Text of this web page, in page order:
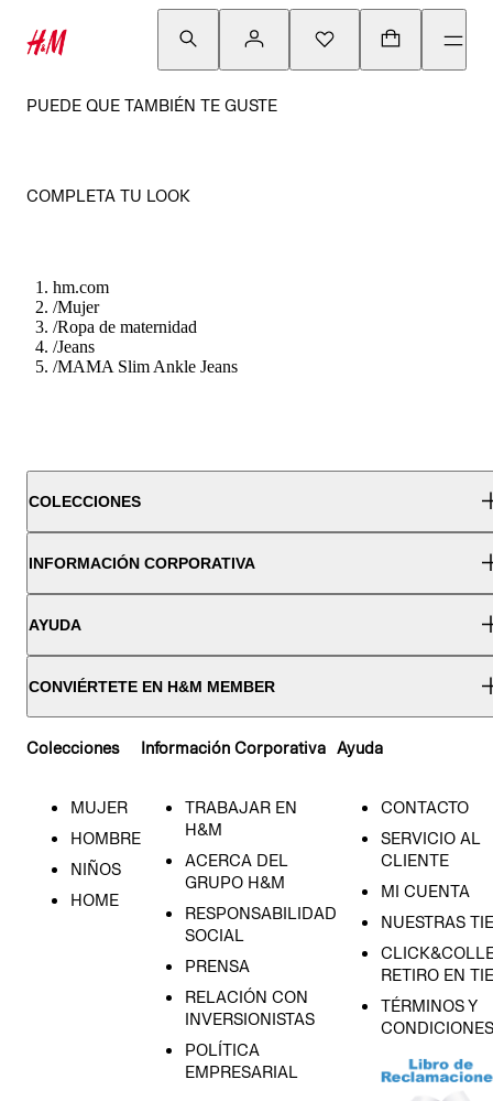
PUEDE QUE TAMBIÉN TE GUSTE
COMPLETA TU LOOK
hm.com
/Mujer
/Ropa de maternidad
/Jeans
/MAMA Slim Ankle Jeans
COLECCIONES
INFORMACIÓN CORPORATIVA
AYUDA
CONVIÉRTETE EN H&M MEMBER
Colecciones
MUJER
HOMBRE
NIÑOS
HOME
Información Corporativa
TRABAJAR EN
H&M
ACERCA DEL
GRUPO H&M
RESPONSABILIDAD
SOCIAL
PRENSA
RELACIÓN CON
INVERSIONISTAS
POLÍTICA
EMPRESARIAL
Ayuda
CONTACTO
SERVICIO AL
CLIENTE
MI CUENTA
NUESTRAS
RETIRO EN
TÉRMINOS Y
CONDICIONES